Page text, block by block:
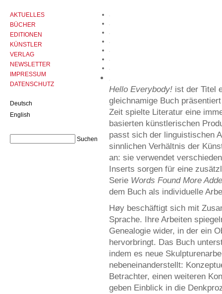
Hello Everybody! ist der Titel
gleichnamige Buch
Zeit spielte Literatur eine
basierten künstlerischen
passt sich der linguistischen
sinnlichen Verhältnis der
an: sie verwendet
Inserts sorgen für eine
Serie Words Found More
dem Buch als individuelle
Høy beschäftigt sich mit
Sprache. Ihre Arbeiten
Genealogie wider, in der ein
hervorbringt. Das Buch
indem es neue
nebeneinanderstellt:
Betrachter, einen weiteren
geben Einblick in die
AKTUELLES
BÜCHER
EDITIONEN
KÜNSTLER
VERLAG
NEWSLETTER
IMPRESSUM
DATENSCHUTZ
Deutsch
English